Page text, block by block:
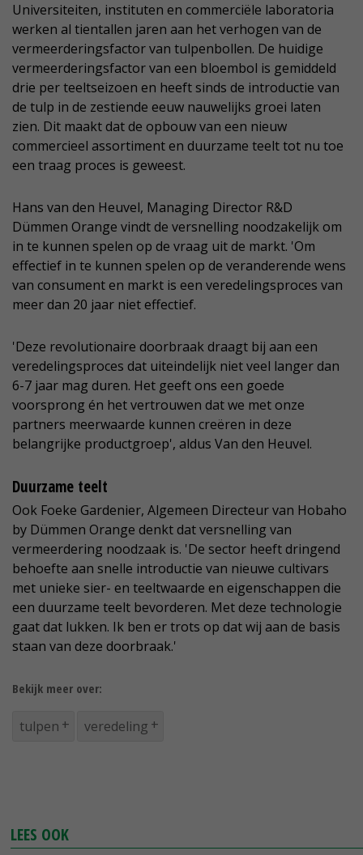
Universiteiten, instituten en commerciële laboratoria
werken al tientallen jaren aan het verhogen van de
vermeerderingsfactor van tulpenbollen. De huidige
vermeerderingsfactor van een bloembol is gemiddeld
drie per teeltseizoen en heeft sinds de introductie van
de tulp in de zestiende eeuw nauwelijks groei laten
zien. Dit maakt dat de opbouw van een nieuw
commercieel assortiment en duurzame teelt tot nu toe
een traag proces is geweest.
Hans van den Heuvel, Managing Director R&D
Dümmen Orange vindt de versnelling noodzakelijk om
in te kunnen spelen op de vraag uit de markt. 'Om
effectief in te kunnen spelen op de veranderende wens
van consument en markt is een veredelingsproces van
meer dan 20 jaar niet effectief.
'Deze revolutionaire doorbraak draagt bij aan een
veredelingsproces dat uiteindelijk niet veel langer dan
6-7 jaar mag duren. Het geeft ons een goede
voorsprong én het vertrouwen dat we met onze
partners meerwaarde kunnen creëren in deze
belangrijke productgroep', aldus Van den Heuvel.
Duurzame teelt
Ook Foeke Gardenier, Algemeen Directeur van Hobaho
by Dümmen Orange denkt dat versnelling van
vermeerdering noodzaak is. 'De sector heeft dringend
behoefte aan snelle introductie van nieuwe cultivars
met unieke sier- en teeltwaarde en eigenschappen die
een duurzame teelt bevorderen. Met deze technologie
gaat dat lukken. Ik ben er trots op dat wij aan de basis
staan van deze doorbraak.'
Bekijk meer over:
tulpen veredeling
LEES OOK